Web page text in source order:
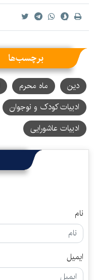
برچسب‌ها
دین ماه محرم
ادبیات کودک و نوجوان
ادبیات عاشورایی
نام
ایمیل